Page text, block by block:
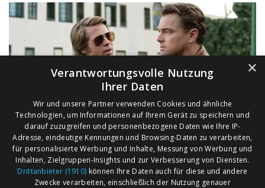
×
Verantwortungsvolle Nutzung
Ihrer Daten
Wir und unsere Partner verwenden Cookies und ähnliche
Technologien, um Informationen auf Ihrem Gerät zu speichern und
darauf zuzugreifen und personenbezogene Daten wie Ihre IP-
Adresse, eindeutige Kennungen und Browsing-Daten zu verarbeiten,
für personalisierte Werbung und Inhalte, Messung von Werbung und
Inhalten, Zielgruppen-Insights und zur Verbesserung von Diensten.
Drittanbieter (1910) können Ihre Daten auch für diese und andere
Zwecke verarbeiten, einschließlich der Nutzung genauer